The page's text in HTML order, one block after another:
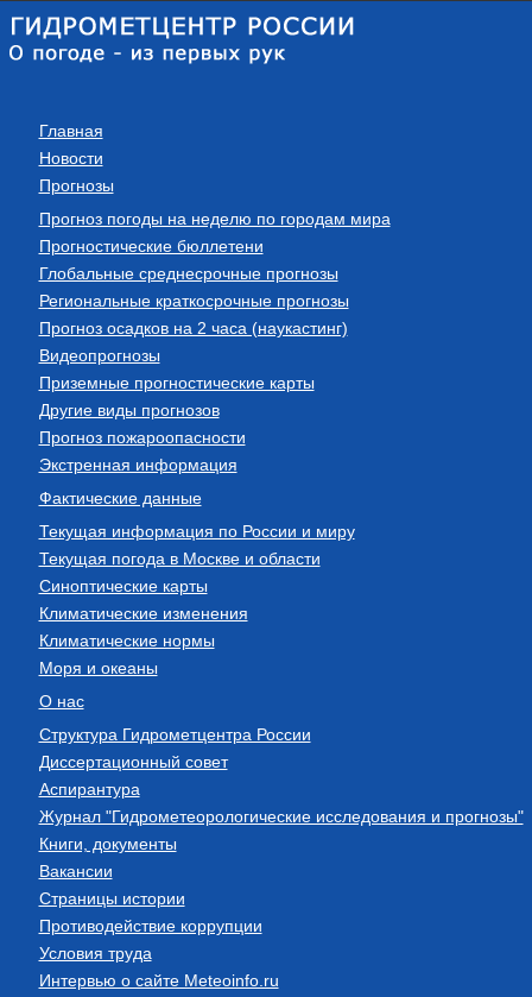
Главная
Новости
Прогнозы
Прогноз погоды на неделю по городам мира
Прогностические бюллетени
Глобальные среднесрочные прогнозы
Региональные краткосрочные прогнозы
Прогноз осадков на 2 часа (наукастинг)
Видеопрогнозы
Приземные прогностические карты
Другие виды прогнозов
Прогноз пожароопасности
Экстренная информация
Фактические данные
Текущая информация по России и миру
Текущая погода в Москве и области
Синоптические карты
Климатические изменения
Климатические нормы
Моря и океаны
О нас
Структура Гидрометцентра России
Диссертационный совет
Аспирантура
Журнал "Гидрометеорологические исследования и прогнозы"
Книги, документы
Вакансии
Страницы истории
Противодействие коррупции
Условия труда
Интервью о сайте Meteoinfo.ru